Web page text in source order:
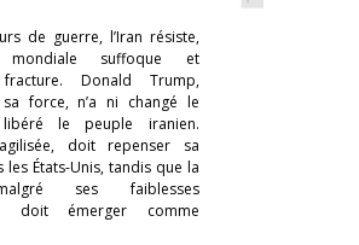
de guerre, l’Iran résiste,
mondiale suffoque et
Donald Trump,
sa force, n’a ni changé le
le peuple iranien.
doit repenser sa
les États-Unis, tandis que la
ses faiblesses
doit émerger comme